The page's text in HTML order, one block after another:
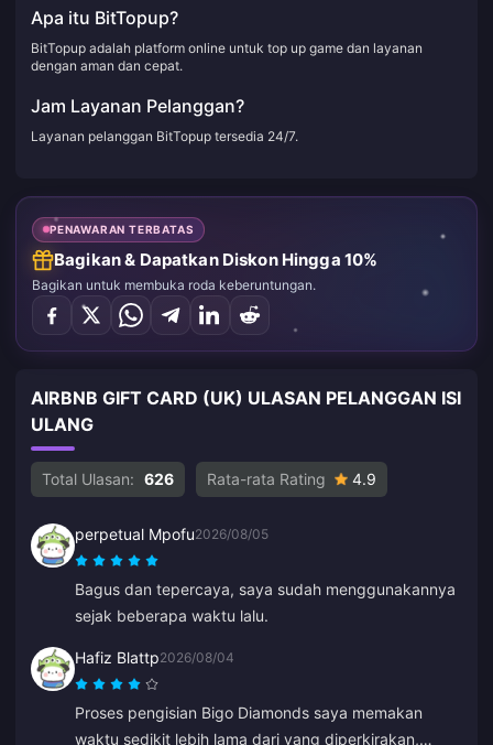
Apa itu BitTopup?
BitTopup adalah platform online untuk top up game dan layanan
dengan aman dan cepat.
Jam Layanan Pelanggan?
Layanan pelanggan BitTopup tersedia 24/7.
PENAWARAN TERBATAS
Bagikan & Dapatkan Diskon Hingga 10%
Bagikan untuk membuka roda keberuntungan.
AIRBNB GIFT CARD (UK) ULASAN PELANGGAN ISI
ULANG
Total Ulasan: 626 Rata-rata Rating 4.9
perpetual Mpofu2026/08/05
Bagus dan tepercaya, saya sudah menggunakannya
sejak beberapa waktu lalu.
Hafiz Blattp2026/08/04
Proses pengisian Bigo Diamonds saya memakan
waktu sedikit lebih lama dari yang diperkirakan,